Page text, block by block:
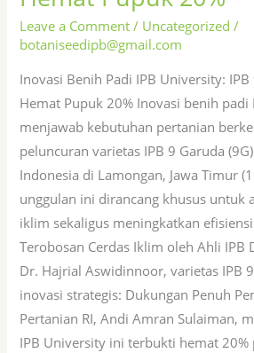
Leave a Comment / Uncategorized /
botaniseedipb@gmail.com
Inovasi Benih Padi IPB University:
Hemat Pupuk 20% Inovasi benih padi
menjawab kebutuhan pertanian
peluncuran varietas IPB 9 Garuda
Indonesia di Lamongan, Jawa Timur
unggulan ini dirancang khusus untuk
iklim sekaligus meningkatkan
Terobosan Cerdas Iklim oleh Ahli IPB
Dr. Hajrial Aswidinnoor, varietas IPB
inovasi strategis: Dukungan Penuh
Pertanian RI, Andi Amran Sulaiman,
IPB University ini terbukti hemat
University:
IPB
9G
Adaptif
Iklim,
Hemat
Pupuk
20%